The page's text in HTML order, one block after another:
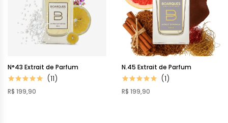
N°43 Extrait de Parfum
(11)
R$ 199,90
N.45 Extrait de Parfum
(1)
R$ 199,90